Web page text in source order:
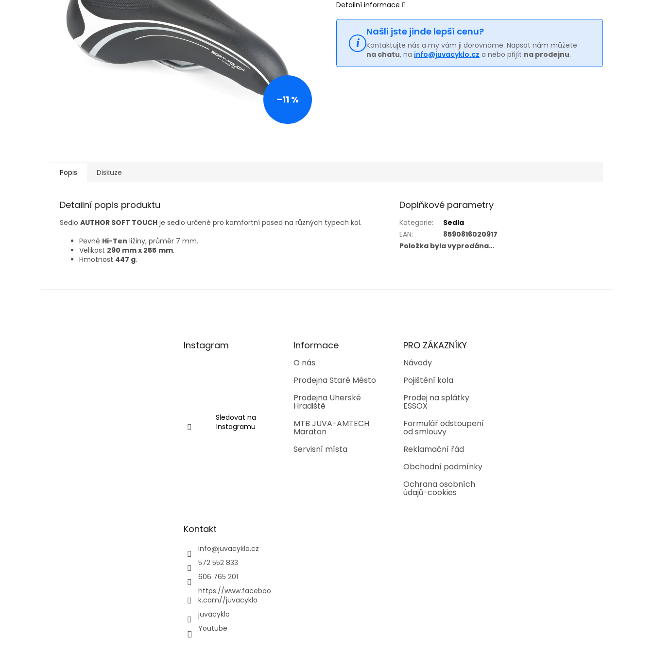
–11 %
Detailní informace
Našli jste jinde lepší cenu?
Kontaktujte nás a my vám ji dorovnáme. Napsat nám můžete
na chatu, na info@juvacyklo.cz a nebo přijít na prodejnu.
Popis Diskuze
Detailní popis produktu
Sedlo AUTHOR SOFT TOUCH je sedlo určené pro komfortní posed na různých typech kol.
Pevné Hi-Ten ližiny, průměr 7 mm.
Velikost 290 mm x 255 mm.
Hmotnost 447 g.
Doplňkové parametry
Kategorie:
Sedla
EAN:
8590816020917
Položka byla vyprodána…
Instagram
Sledovat na
Instagramu
Informace
O nás
Prodejna Staré Město
Prodejna Uherské
Hradiště
MTB JUVA-AMTECH
Maraton
Servisní místa
PRO ZÁKAZNÍKY
Návody
Pojištění kola
Prodej na splátky
ESSOX
Formulář odstoupení
od smlouvy
Reklamační řád
Obchodní podmínky
Ochrana osobních
údajů-cookies
Kontakt
info@juvacyklo.cz
572 552 833
606 765 201
https://www.faceboo
k.com//juvacyklo
juvacyklo
Youtube